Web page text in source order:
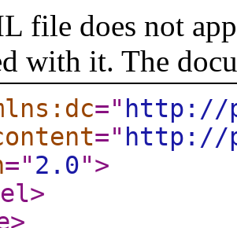
file does not
with it. The
=" http://
=" http://
="2.0">
>
>